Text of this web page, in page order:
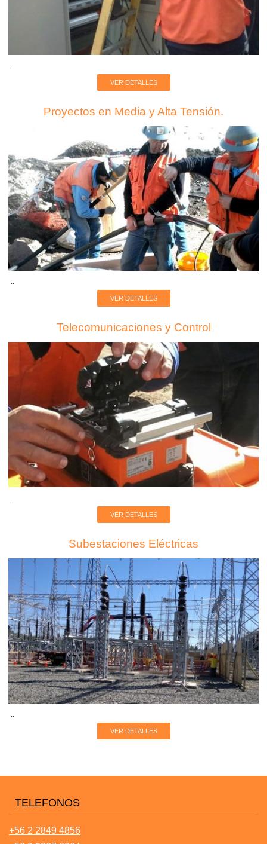
VER DETALLES
Proyectos en Media y Alta Tensión.
VER DETALLES
Telecomunicaciones y Control
VER DETALLES
Subestaciones Eléctricas
VER DETALLES
TELEFONOS
+56 2 2849 4856